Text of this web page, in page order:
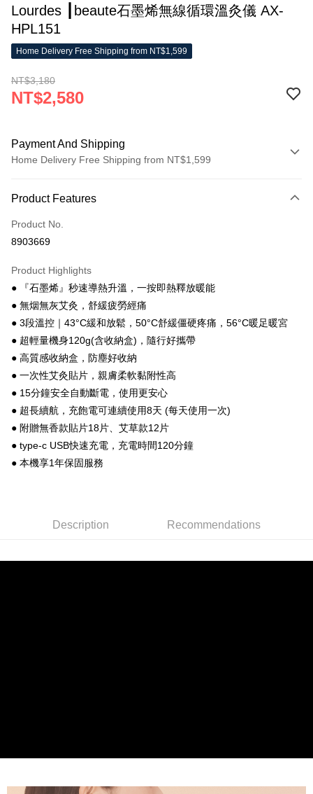
Lourdes ┃beaute石墨烯無線循環溫灸儀 AX-
HPL151
Home Delivery Free Shipping from NT$1,599
NT$3,180
NT$2,580
Payment And Shipping
Home Delivery Free Shipping from NT$1,599
Credit Card (Full Payment)
LINE Pay
JKOPAY
Plus Pay
Shipping Method
物流宅配
NT$150/order | Free shipping on orders of NT$1,599 or more
Product Features
Product No.
8903669
Product Highlights
● 『石墨烯』秒速導熱升溫，一按即熱釋放暖能
● 無烟無灰艾灸，舒緩疲勞經痛
● 3段溫控｜43°C緩和放鬆，50°C舒緩僵硬疼痛，56°C暖足暖宮
● 超輕量機身120g(含收納盒)，隨行好攜帶
● 高質感收納盒，防塵好收納
● 一次性艾灸貼片，親膚柔軟黏附性高
● 15分鐘安全自動斷電，使用更安心
● 超長續航，充飽電可連續使用8天 (每天使用一次)
● 附贈無香款貼片18片、艾草款12片
● type-c USB快速充電，充電時間120分鐘
● 本機享1年保固服務
Description Recommendations